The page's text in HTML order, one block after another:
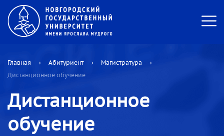
Главная Абитуриент
Магистратура
Дистанционное обучение
Дистанционное
обучение